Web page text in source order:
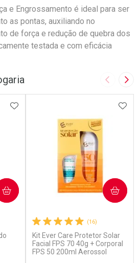
e Engrossamento é ideal para ser
as pontas, auxiliando no
de força e redução de quebra dos
testada e com eficácia
Imagem
ADICIONAR AOS FAVORITOS
(16)
Kit Ever Care Protetor Solar
Facial FPS 70 40g + Corporal
FPS 50 200ml Aerossol
COMPRAR